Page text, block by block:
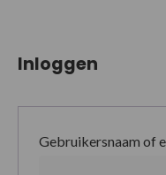
Inloggen
Gebruikersnaam of